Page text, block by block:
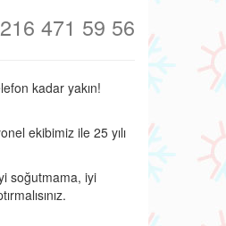
471 59 56
kadar yakın!
ekibimiz ile 25 yılı
soğutmama, iyi